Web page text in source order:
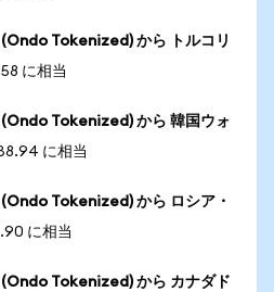
Tokenized) から トルコリ
に相当
Tokenized) から 韓国ウォ
に相当
Tokenized) から ロシア・
に相当
Tokenized) から カナダド